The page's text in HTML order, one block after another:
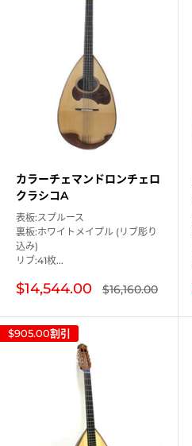
カラーチェマンドロンチェロ
クラシコA
表板:スプルース
裏板:ホワイトメイプル (リブ彫り
込み)
リブ:41枚...
販
価
格
$14,544.00 通
常
格
$16,160.00
$905.00割引